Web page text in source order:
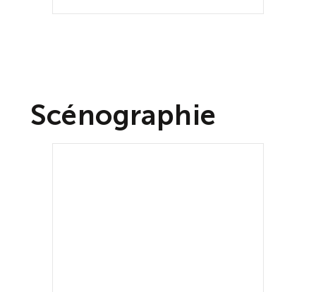
Scénographie